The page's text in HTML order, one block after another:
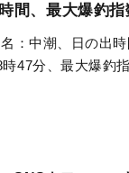
間、最大爆釣指
：中潮、日の出
47分、最大爆釣